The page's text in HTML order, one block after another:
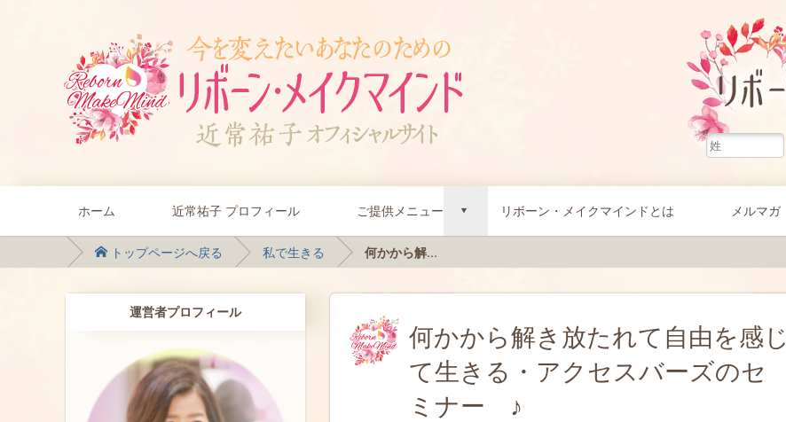
ホーム 近常祐子 プロフィール ご提供メニュー d リボーン・メイクマインドとは メルマガ
トップページへ戻る 私で生きる 何かから解...
何かから解き放たれて自由を感じ
て生きる・アクセスバーズのセ
ミナー ♪
運営者プロフィール